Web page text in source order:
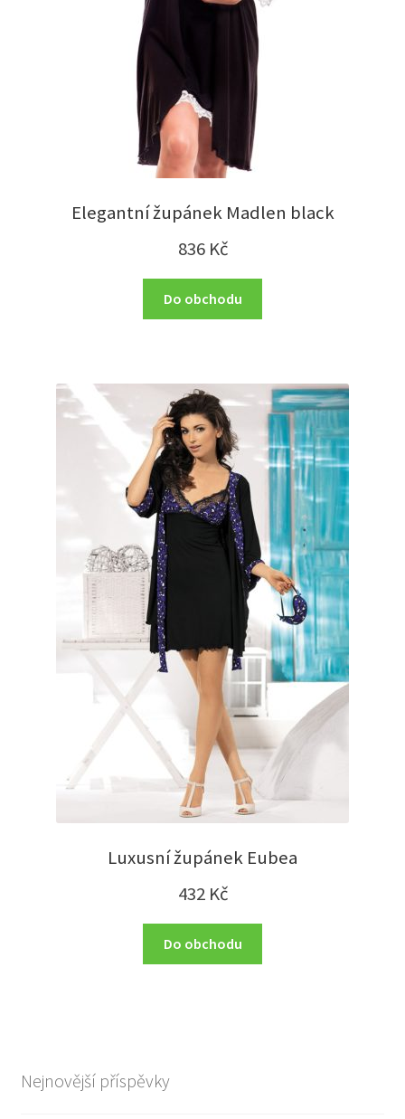
Elegantní župánek Madlen black
836 Kč
Do obchodu
Luxusní župánek Eubea
432 Kč
Do obchodu
Nejnovější příspěvky